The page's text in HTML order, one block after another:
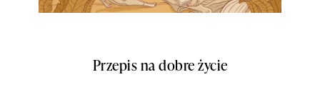
Przepis na dobre życie